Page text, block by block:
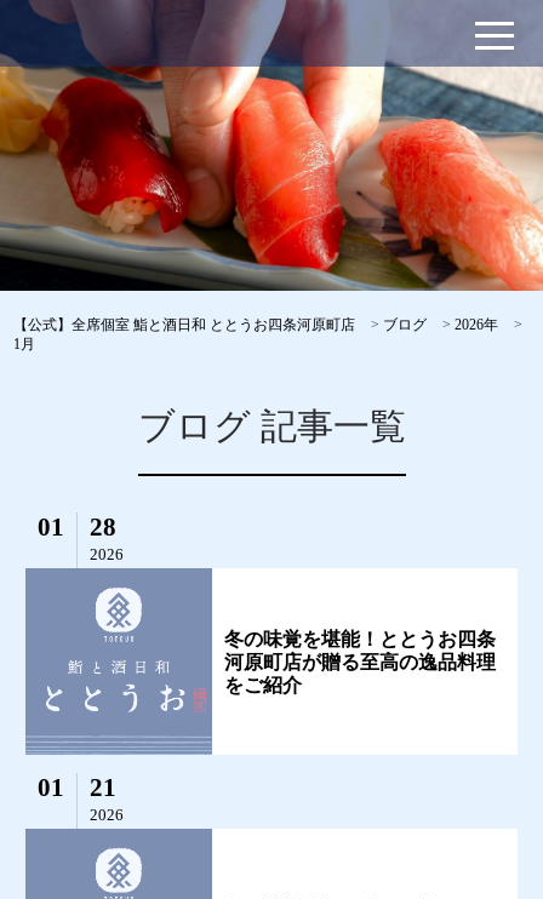
【公式】全席個室 鮨と酒日和 ととうお四条河原町店 > ブログ >2026年
>
1月
ブログ 記事一覧
01 28
2026
冬の味覚を堪能！ととうお四条
河原町店が贈る至高の逸品料理
をご紹介
01 21
2026